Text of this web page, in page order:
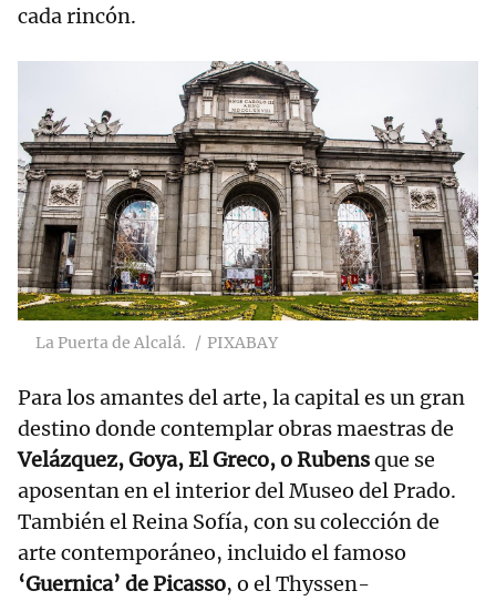
cada rincón.
La Puerta de Alcalá. PIXABAY
Para los amantes del arte, la capital es un gran
destino donde contemplar obras maestras de
Velázquez, Goya, El Greco, o Rubensque se
aposentan en el interior del Museo del Prado.
También el Reina Sofía, con su colección de
arte contemporáneo, incluido el famoso
‘Guernica’ de Picasso, o el Thyssen-